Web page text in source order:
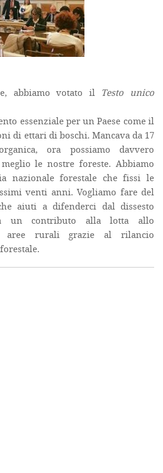
abbiamo votato il Testo unico
essenziale per un Paese come il
di ettari di boschi. Mancava da 17
ora possiamo davvero
le nostre foreste. Abbiamo
nazionale forestale che fissi le
venti anni. Vogliamo fare del
aiuti a difenderci dal dissesto
un contributo alla lotta allo
aree rurali grazie al rilancio